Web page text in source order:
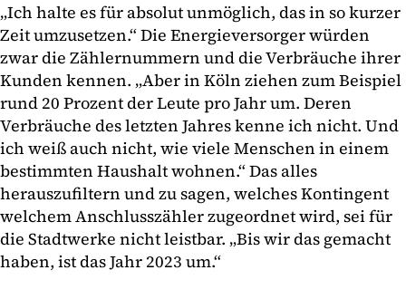
„Ich halte es für absolut unmöglich, das in so kurzer
Zeit umzusetzen.“ Die Energieversorger würden
zwar die Zählernummern und die Verbräuche ihrer
Kunden kennen. „Aber in Köln ziehen zum Beispiel
rund 20 Prozent der Leute pro Jahr um. Deren
Verbräuche des letzten Jahres kenne ich nicht. Und
ich weiß auch nicht, wie viele Menschen in einem
bestimmten Haushalt wohnen.“ Das alles
herauszufiltern und zu sagen, welches Kontingent
welchem Anschlusszähler zugeordnet wird, sei für
die Stadtwerke nicht leistbar. „Bis wir das gemacht
haben, ist das Jahr 2023 um.“